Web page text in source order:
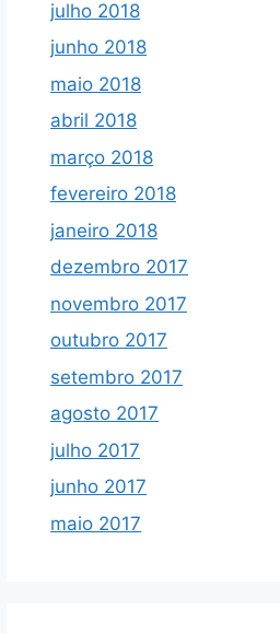
julho 2018
junho 2018
maio 2018
abril 2018
março 2018
fevereiro 2018
janeiro 2018
dezembro 2017
novembro 2017
outubro 2017
setembro 2017
agosto 2017
julho 2017
junho 2017
maio 2017